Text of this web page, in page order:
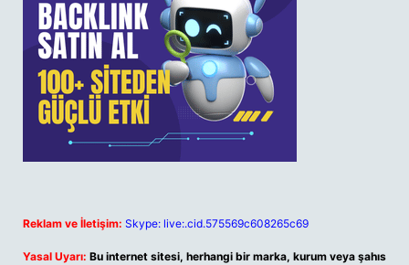
Reklam ve İletişim: Skype: live:.cid.575569c608265c69
Yasal Uyarı: Bu internet sitesi, herhangi bir marka, kurum veya şahıs